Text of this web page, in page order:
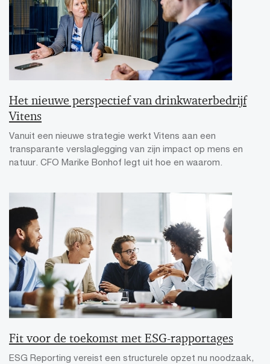
Het nieuwe perspectief van drinkwaterbedrijf
Vitens
Vanuit een nieuwe strategie werkt Vitens aan een
transparante verslaglegging van zijn impact op mens en
natuur. CFO Marike Bonhof legt uit hoe en waarom.
Fit voor de toekomst met ESG-rapportages
ESG Reporting vereist een structurele opzet nu noodzaak,